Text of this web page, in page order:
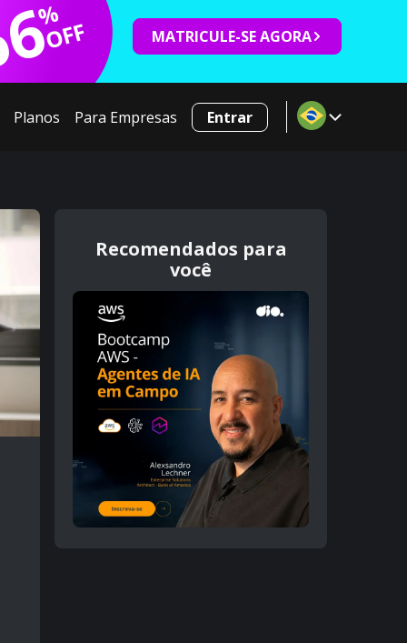
%
OFF MATRICULE-SE AGORA
Planos Para Empresas Entrar
Recomendados para
você